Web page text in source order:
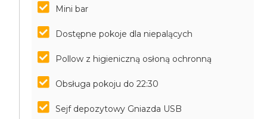
Mini bar
Dostępne pokoje dla niepalących
Pollow z higieniczną osłoną ochronną
Obsługa pokoju do 22:30
Sejf depozytowy Gniazda USB